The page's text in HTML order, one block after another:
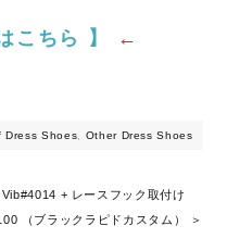
こちら 】 ←
Dress Shoes Other Dress Shoes
+ レースフック取付け
（ブラックラピドカスタム） ＞